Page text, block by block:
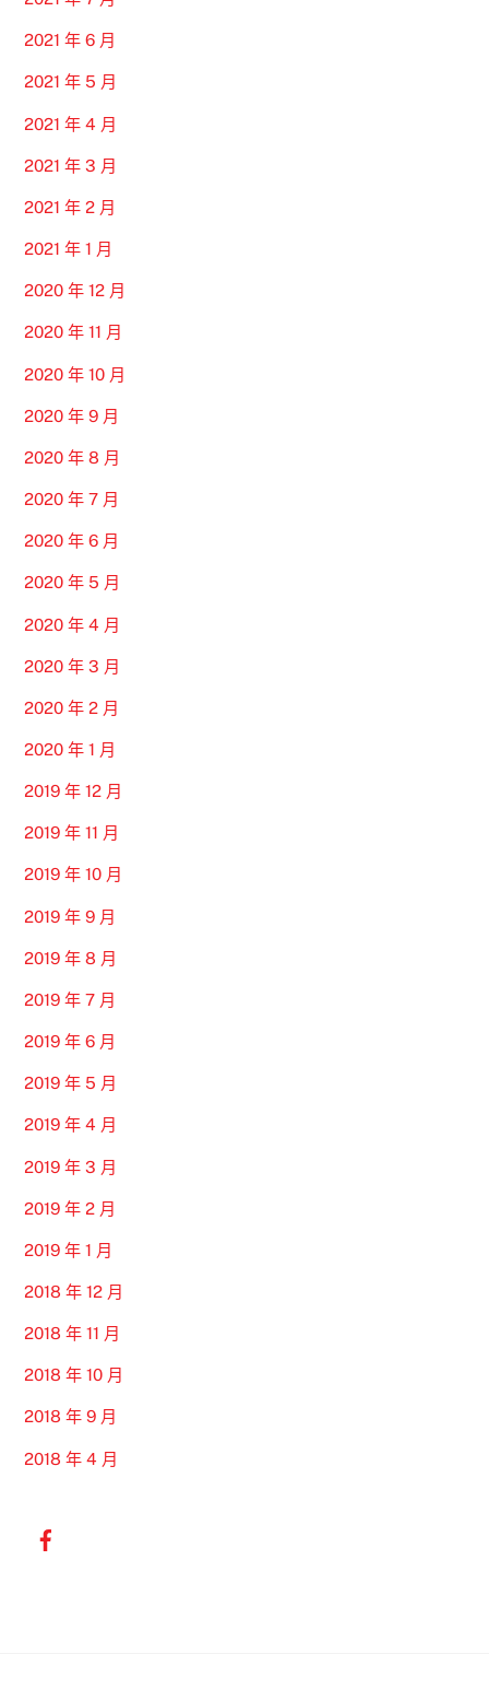
2021 年 6 月
2021 年 5 月
2021 年 4 月
2021 年 3 月
2021 年 2 月
2021 年 1 月
2020 年 12 月
2020 年 11 月
2020 年 10 月
2020 年 9 月
2020 年 8 月
2020 年 7 月
2020 年 6 月
2020 年 5 月
2020 年 4 月
2020 年 3 月
2020 年 2 月
2020 年 1 月
2019 年 12 月
2019 年 11 月
2019 年 10 月
2019 年 9 月
2019 年 8 月
2019 年 7 月
2019 年 6 月
2019 年 5 月
2019 年 4 月
2019 年 3 月
2019 年 2 月
2019 年 1 月
2018 年 12 月
2018 年 11 月
2018 年 10 月
2018 年 9 月
2018 年 4 月